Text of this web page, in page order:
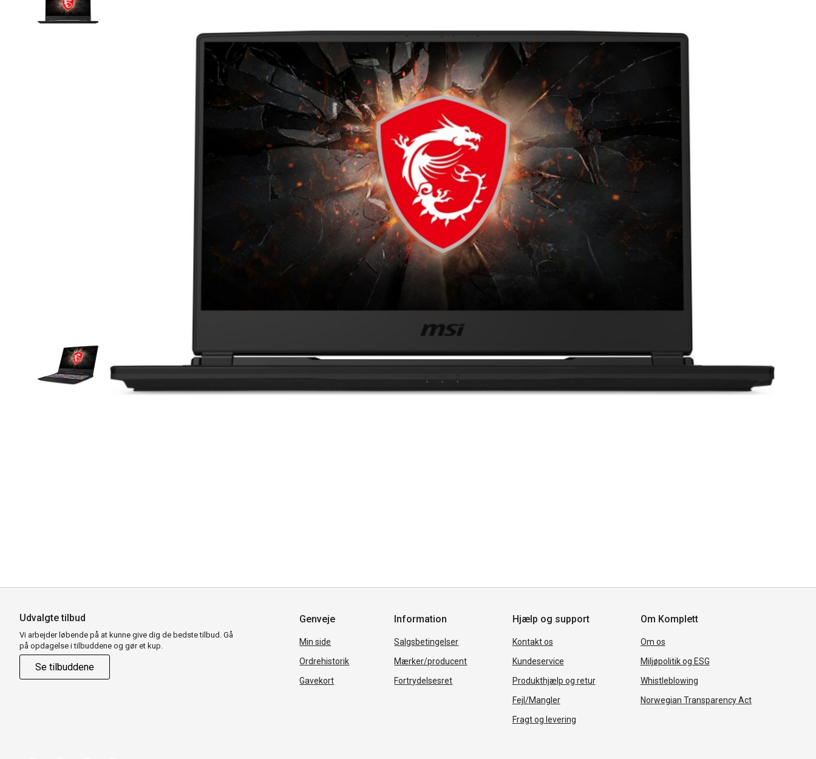
Udvalgte tilbud
Vi arbejder løbende på at kunne give dig de bedste tilbud. Gå
på opdagelse i tilbuddene og gør et kup.
Se tilbuddene
Genveje
Min side
Ordrehistorik
Gavekort
Information
Salgsbetingelser
Mærker/producent
Fortrydelsesret
Hjælp og support
Kontakt os
Kundeservice
Produkthjælp og retur
Fejl/Mangler
Fragt og levering
Om Komplett
Om os
Miljøpolitik og ESG
Whistleblowing
Norwegian Transparency Act